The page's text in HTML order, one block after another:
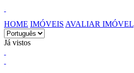
HOME IMÓVEIS AVALIAR IMÓVEL
Já vistos